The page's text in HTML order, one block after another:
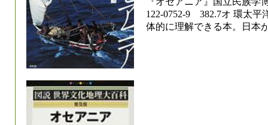
122-0752-9 382.7オ 環太平
体的に理解できる本。日本